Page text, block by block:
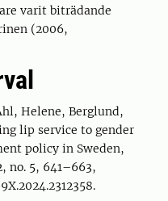
varit biträdande
(2006,
Helene, Berglund,
lip service to gender
policy in Sweden,
no. 5, 641–663,